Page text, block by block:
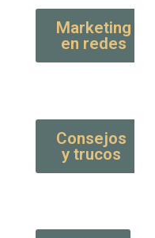
Marketing
en redes
Consejos
y trucos